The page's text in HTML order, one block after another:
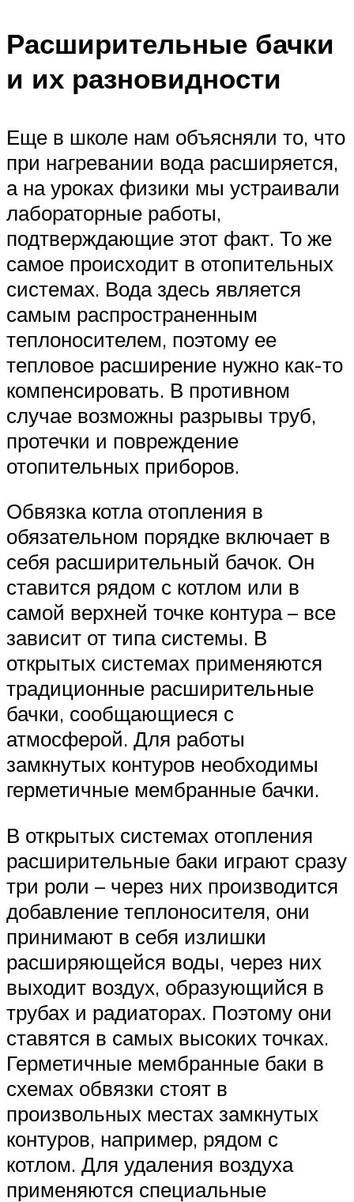
Расширительные бачки
и их разновидности
Еще в школе нам объясняли то, что
при нагревании вода расширяется,
а на уроках физики мы устраивали
лабораторные работы,
подтверждающие этот факт. То же
самое происходит в отопительных
системах. Вода здесь является
самым распространенным
теплоносителем, поэтому ее
тепловое расширение нужно как-то
компенсировать. В противном
случае возможны разрывы труб,
протечки и повреждение
отопительных приборов.
Обвязка котла отопления в
обязательном порядке включает в
себя расширительный бачок. Он
ставится рядом с котлом или в
самой верхней точке контура – все
зависит от типа системы. В
открытых системах применяются
традиционные расширительные
бачки, сообщающиеся с
атмосферой. Для работы
замкнутых контуров необходимы
герметичные мембранные бачки.
В открытых системах отопления
расширительные баки играют сразу
три роли – через них производится
добавление теплоносителя, они
принимают в себя излишки
расширяющейся воды, через них
выходит воздух, образующийся в
трубах и радиаторах. Поэтому они
ставятся в самых высоких точках.
Герметичные мембранные баки в
схемах обвязки стоят в
произвольных местах замкнутых
контуров, например, рядом с
котлом. Для удаления воздуха
применяются специальные